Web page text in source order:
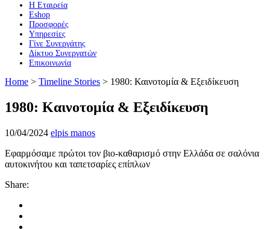
Η Εταιρεία
Eshop
Προσφορές
Υπηρεσίες
Γίνε Συνεργάτης
Δίκτυο Συνεργατών
Επικοινωνία
Home > Timeline Stories > 1980: Καινοτομία & Εξειδίκευση
1980: Καινοτομία & Εξειδίκευση
10/04/2024 elpis manos
Εφαρμόσαμε πρώτοι τον βιο-καθαρισμό στην Ελλάδα σε σαλόνια
αυτοκινήτου και ταπετσαρίες επίπλων
Share: